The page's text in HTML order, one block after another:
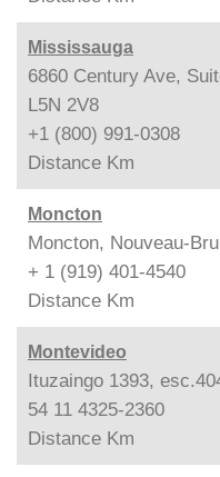
Mississauga
6860 Century Ave,
L5N 2V8
+1 (800) 991-0308
Distance Km
Moncton
Moncton, Nouveau-
+ 1 (919) 401-4540
Distance Km
Montevideo
Ituzaingo 1393,
54 11 4325-2360
Distance Km